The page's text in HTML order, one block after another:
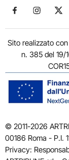
Seguici su
Seguici
Sito realizzato
n. 385 del 19/
© 2011-2026
00186 Roma - P.I.
Privacy: